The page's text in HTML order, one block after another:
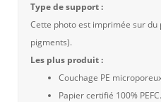
Type de support :
Cette photo est imprimée sur du
pigments).
Les plus produit :
Couchage PE
Papier certifié 100% PEFC.